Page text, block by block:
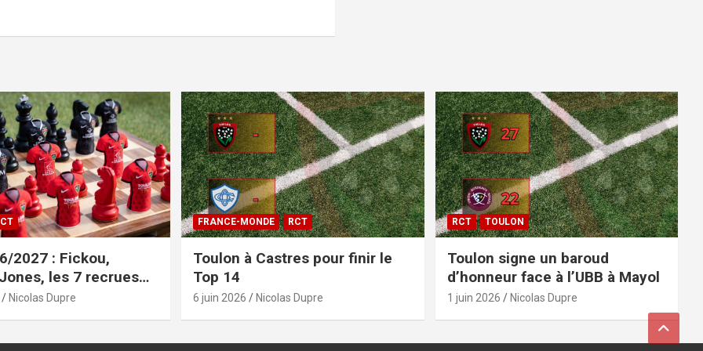
2027 : Fickou,
les 7 recrues
Nicolas Dupre
FRANCE-MONDE RCT
Toulon à Castres pour finir le
Top 14
6 juin 2026 Nicolas Dupre
RCT TOULON
Toulon signe un baroud
d’honneur face à l’UBB à Mayol
1 juin 2026 Nicolas Dupre